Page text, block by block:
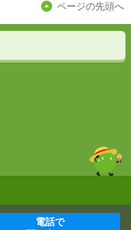
電話で
ページの先頭へ